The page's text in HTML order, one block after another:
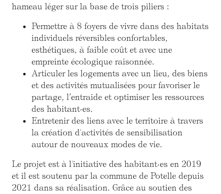
hameau léger sur la base de trois piliers :
Permettre à 8 foyers de vivre dans des habitats
individuels réversibles confortables,
esthétiques, à faible coût et avec une
empreinte écologique raisonnée.
Articuler les logements avec un lieu, des biens
et des activités mutualisées pour favoriser le
partage, l’entraide et optimiser les ressources
des habitant·es.
Entretenir des liens avec le territoire à travers
la création d'activités de sensibilisation
autour de nouveaux modes de vie.
Le projet est à l'initiative des habitant·es en 2019
et il est soutenu par la commune de Potelle depuis
2021 dans sa réalisation. Grâce au soutien des